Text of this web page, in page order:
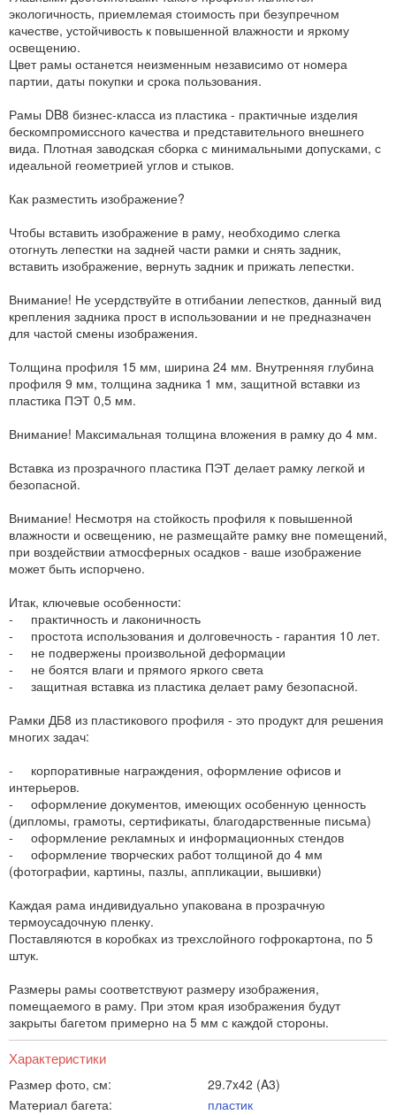
экологичность, приемлемая стоимость при безупречном
качестве, устойчивость к повышенной влажности и яркому
освещению.
Цвет рамы останется неизменным независимо от номера
партии, даты покупки и срока пользования.
Рамы DB8 бизнес-класса из пластика - практичные изделия
бескомпромиссного качества и представительного внешнего
вида. Плотная заводская сборка с минимальными допусками, с
идеальной геометрией углов и стыков.
Как разместить изображение?
Чтобы вставить изображение в раму, необходимо слегка
отогнуть лепестки на задней части рамки и снять задник,
вставить изображение, вернуть задник и прижать лепестки.
Внимание! Не усердствуйте в отгибании лепестков, данный вид
крепления задника прост в использовании и не предназначен
для частой смены изображения.
Толщина профиля 15 мм, ширина 24 мм. Внутренняя глубина
профиля 9 мм, толщина задника 1 мм, защитной вставки из
пластика ПЭТ 0,5 мм.
Внимание! Максимальная толщина вложения в рамку до 4 мм.
Вставка из прозрачного пластика ПЭТ делает рамку легкой и
безопасной.
Внимание! Несмотря на стойкость профиля к повышенной
влажности и освещению, не размещайте рамку вне помещений,
при воздействии атмосферных осадков - ваше изображение
может быть испорчено.
Итак, ключевые особенности:
- практичность и лаконичность
- простота использования и долговечность - гарантия 10 лет.
- не подвержены произвольной деформации
- не боятся влаги и прямого яркого света
- защитная вставка из пластика делает раму безопасной.
Рамки ДБ8 из пластикового профиля - это продукт для решения
многих задач:
- корпоративные награждения, оформление офисов и
интерьеров.
- оформление документов, имеющих особенную ценность
(дипломы, грамоты, сертификаты, благодарственные письма)
- оформление рекламных и информационных стендов
- оформление творческих работ толщиной до 4 мм
(фотографии, картины, пазлы, аппликации, вышивки)
Каждая рама индивидуально упакована в прозрачную
термоусадочную пленку.
Поставляются в коробках из трехслойного гофрокартона, по 5
штук.
Размеры рамы соответствуют размеру изображения,
помещаемого в раму. При этом края изображения будут
закрыты багетом примерно на 5 мм с каждой стороны.
Характеристики
Размер фото, см:
29.7x42 (A3)
Материал багета:
пластик